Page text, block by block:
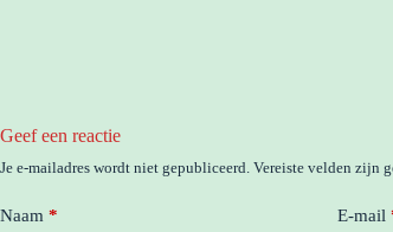
Geef een reactie
Je e-mailadres wordt niet gepubliceerd. Vereiste velden zijn
Naam * E-mail